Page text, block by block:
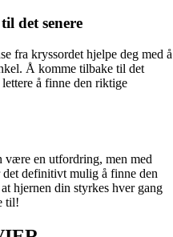
det senere
fra kryssordet hjelpe deg med å
Å komme tilbake til det
å finne den riktige
en utfordring, men med
definitivt mulig å finne den
hjernen din styrkes hver gang
til!